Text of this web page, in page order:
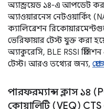
অ্যান্ড্রয়েড ১৪-এ আপডেট
অ্যাওয়ারনেস নেটওয়ার্কিং
ক্যালিব্রেশন
ভেরিফায়ার টেস্ট যুক্ত করা
অ্যাকুরেসি, BLE RSSI
টেস্ট। আরও তথ্যের জন্য,
পারফরম্যান্স ক্লাস ১৪
কোয়ালিটি (VEQ) CTS